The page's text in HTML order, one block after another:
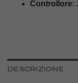
Controllore:
DESCRIZIONE